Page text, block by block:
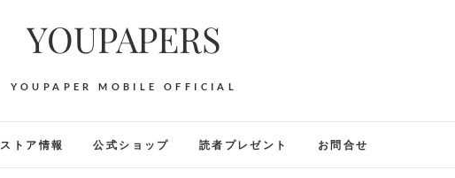
YOUPAPERS
YOUPAPER MOBILE OFFICIAL
ストア情報 公式ショップ 読者プレゼント お問合せ